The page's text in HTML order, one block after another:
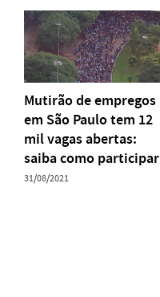
Mutirão de empregos
em São Paulo tem 12
mil vagas abertas:
saiba como participar
31/08/2021